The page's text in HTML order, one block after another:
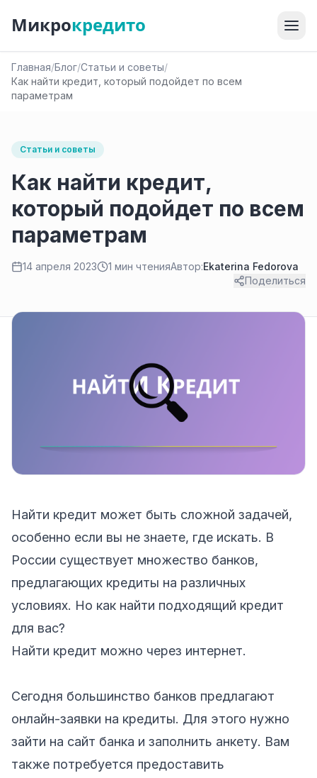
Микрокредито
Главная/Блог/Статьи и советы/
Как найти кредит, который подойдет по всем
параметрам
Статьи и советы
Как найти кредит,
который подойдет по всем
параметрам
14 апреля 2023 1 мин чтенияАвтор:Ekaterina Fedorova
Поделиться
Найти кредит может быть сложной задачей,
особенно если вы не знаете, где искать. В
России существует множество банков,
предлагающих кредиты на различных
условиях. Но как найти подходящий кредит
для вас?
Найти кредит можно через интернет.
Сегодня большинство банков предлагают
онлайн-заявки на кредиты. Для этого нужно
зайти на сайт банка и заполнить анкету. Вам
также потребуется предоставить